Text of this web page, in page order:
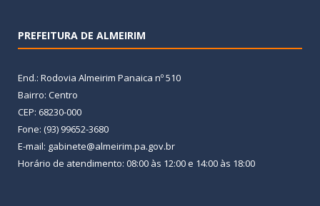
PREFEITURA DE ALMEIRIM
End.: Rodovia Almeirim Panaica nº 510
Bairro: Centro
CEP: 68230-000
Fone: (93) 99652-3680
E-mail: gabinete@almeirim.pa.gov.br
Horário de atendimento: 08:00 às 12:00 e 14:00 às 18:00